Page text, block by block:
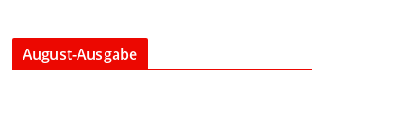
August-Ausgabe